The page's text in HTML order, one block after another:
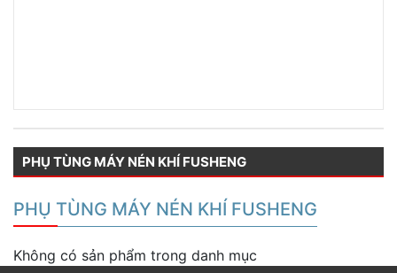
PHỤ TÙNG MÁY NÉN KHÍ FUSHENG
PHỤ TÙNG MÁY NÉN KHÍ FUSHENG
Không có sản phẩm trong danh mục